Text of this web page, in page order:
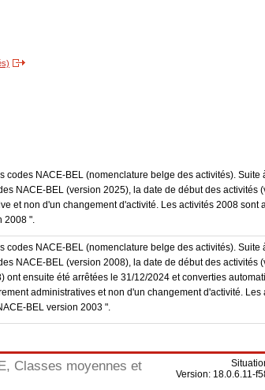
codes NACE-BEL (nomenclature belge des activités).
NACE-BEL (version 2025), la date de début des activités
et non d'un changement d'activité. Les activités 2008 sont
2008 ".
codes NACE-BEL (nomenclature belge des activités).
NACE-BEL (version 2008), la date de début des activités
ont ensuite été arrêtées le 31/12/2024 et converties
administratives et non d'un changement d'activité.
BEL version 2003 ".
Classes moyennes et
Version: 18.0.6.11-